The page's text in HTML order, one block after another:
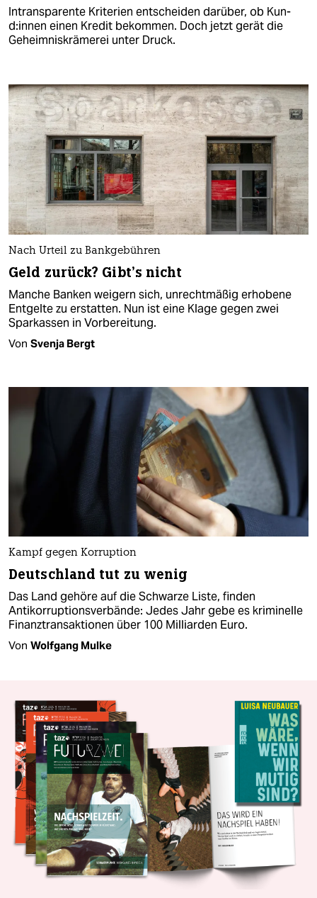
Intransparente Kriterien entscheiden darüber, ob Kun­
d:in­nen einen Kredit bekommen. Doch jetzt gerät die
Geheimniskrämerei unter Druck.
Nach Urteil zu Bankgebühren
Geld zurück? Gibt’s nicht
Manche Banken weigern sich, unrechtmäßig erhobene
Entgelte zu erstatten. Nun ist eine Klage gegen zwei
Sparkassen in Vorbereitung.
Von Svenja Bergt
Kampf gegen Korruption
Deutschland tut zu wenig
Das Land gehöre auf die Schwarze Liste, finden
Antikorruptionsverbände: Jedes Jahr gebe es kriminelle
Finanztransaktionen über 100 Milliarden Euro.
Von Wolfgang Mulke